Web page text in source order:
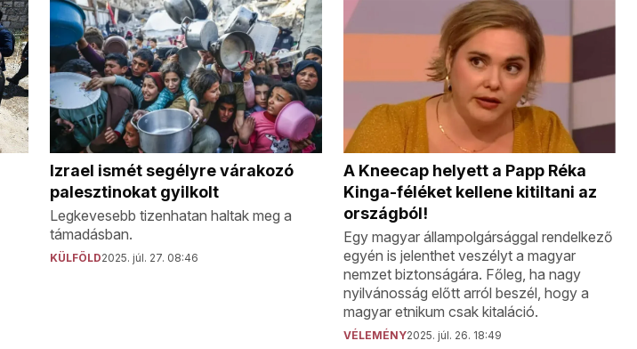
Izrael ismét segélyre várakozó
palesztinokat gyilkolt
Legkevesebb tizenhatan haltak meg a
támadásban.
KÜLFÖLD2025. júl. 27. 08:46
A Kneecap helyett a Papp Réka
Kinga-féléket kellene kitiltani az
országból!
Egy magyar állampolgársággal rendelkező
egyén is jelenthet veszélyt a magyar
nemzet biztonságára. Főleg, ha nagy
nyilvánosság előtt arról beszél, hogy a
magyar etnikum csak kitaláció.
VÉLEMÉNY2025. júl. 26. 18:49